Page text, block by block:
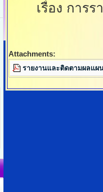
เรื่อง การ
Attachments:
รายงานและติดตามผลแ